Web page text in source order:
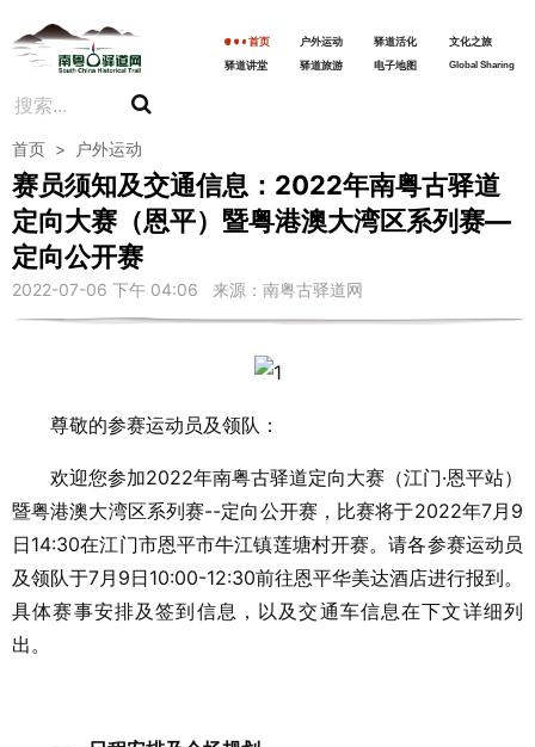
首页 户外运动 驿道活化
文化之旅
驿道讲堂
驿道旅游 电子地图 Global Sharing
首页 > 户外运动
赛员须知及交通信息：2022年南粤古驿道
定向大赛（恩平）暨粤港澳大湾区系列赛—
定向公开赛
2022-07-06 下午 04:06 来源：南粤古驿道网
尊敬的参赛运动员及领队：
欢迎您参加2022年南粤古驿道定向大赛（江门·恩平站）
暨粤港澳大湾区系列赛--定向公开赛，比赛将于2022年7月9
日14:30在江门市恩平市牛江镇莲塘村开赛。请各参赛运动员
及领队于7月9日10:00-12:30前往恩平华美达酒店进行报到。
具体赛事安排及签到信息，以及交通车信息在下文详细列
出。